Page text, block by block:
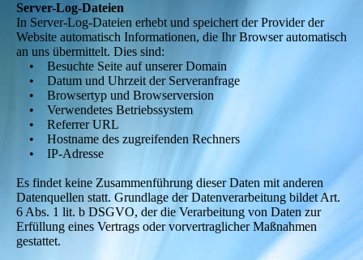
Server-Log-Dateien
In Server-Log-Dateien erhebt und speichert der Provider der
Website automatisch Informationen, die Ihr Browser automatisch
an uns übermittelt. Dies sind:
• Besuchte Seite auf unserer Domain
• Datum und Uhrzeit der Serveranfrage
• Browsertyp und Browserversion
• Verwendetes Betriebssystem
• Referrer URL
• Hostname des zugreifenden Rechners
• IP-Adresse
Es findet keine Zusammenführung dieser Daten mit anderen
Datenquellen statt. Grundlage der Datenverarbeitung bildet Art.
6 Abs. 1 lit. b DSGVO, der die Verarbeitung von Daten zur
Erfüllung eines Vertrags oder vorvertraglicher Maßnahmen
gestattet.